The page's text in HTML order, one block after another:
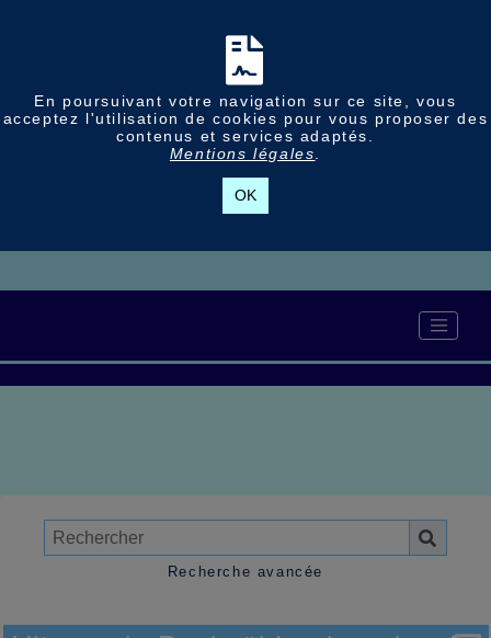
En poursuivant votre navigation sur ce site, vous
acceptez l'utilisation de cookies pour vous proposer des
contenus et services adaptés.
Mentions légales
OK
Recherche avancée